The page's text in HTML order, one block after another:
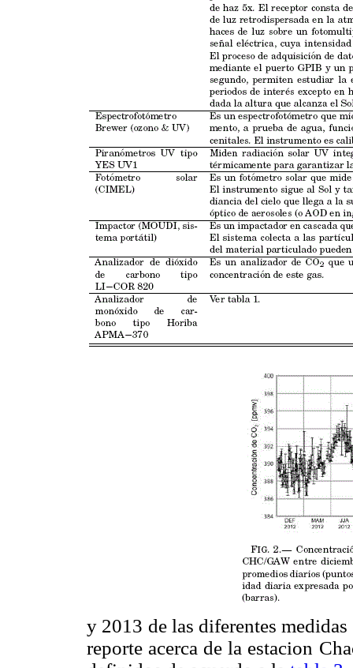
y 2013 de las diferentes
reporte acerca de la estacion